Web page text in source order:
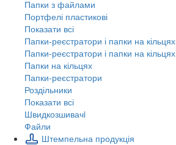
Папки з файлами
Портфелі пластикові
Показати всі
Папки-реєстратори і папки на кільцях
Папки-реєстратори і папки на кільцях
Папки на кільцях
Папки-реєстратори
Роздільники
Показати всі
Швидкозшивачi
Файли
Штемпельна продукція